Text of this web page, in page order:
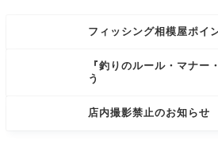
フィッシング相模屋ポイ
『釣りのルール・マナー
う
店内撮影禁止のお知らせ